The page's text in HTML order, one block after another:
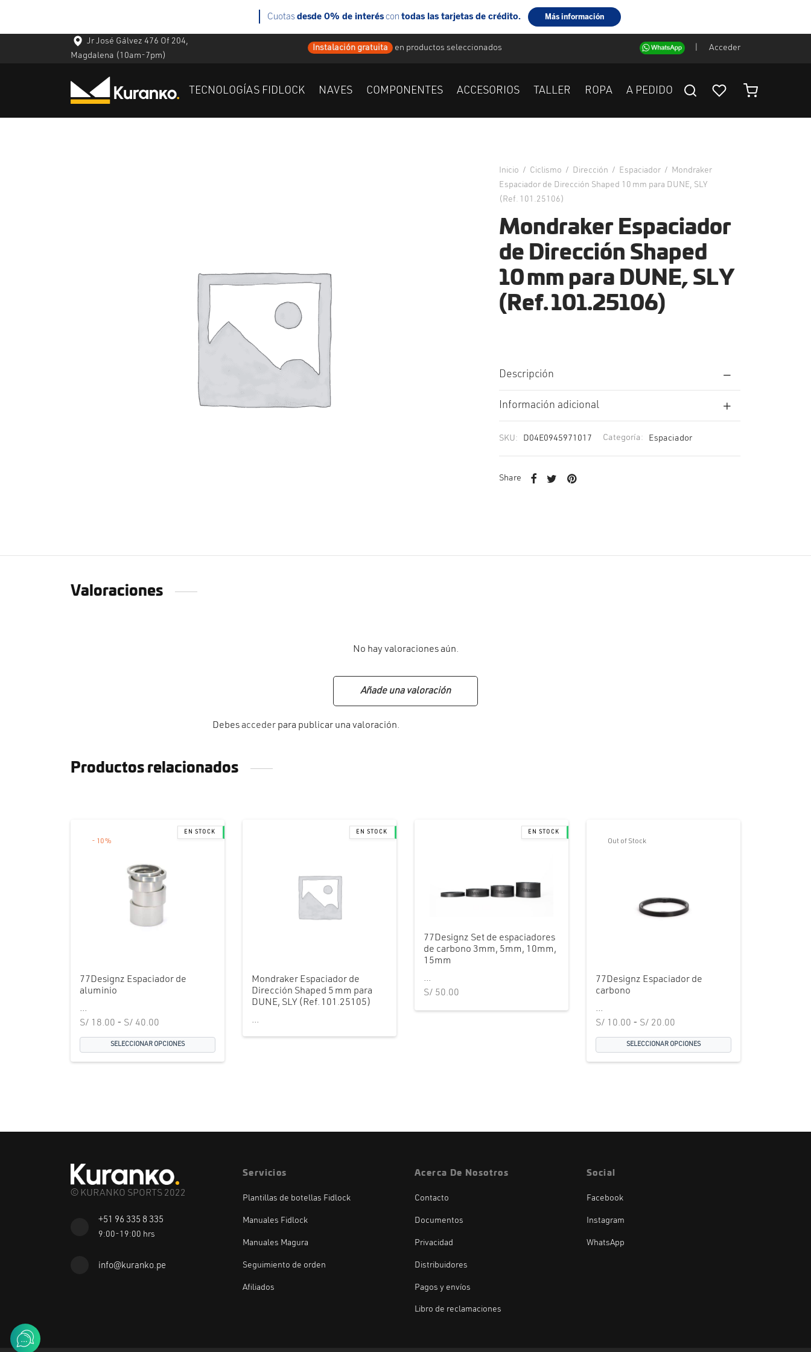
Jr José Gálvez 476 Of 204,
Magdalena (10am-7pm)
Instalación gratuita en productos seleccionados Acceder
TECNOLOGÍAS FIDLOCK NAVES COMPONENTES ACCESORIOS TALLER ROPA A PEDIDO
Inicio / Ciclismo / Dirección / Espaciador /
Mondraker
Espaciador de Dirección Shaped 10 mm para DUNE, SLY
(Ref. 101.25106)
Mondraker Espaciador
de Dirección Shaped
10 mm para DUNE, SLY
(Ref. 101.25106)
Descripción
Información adicional
SKU: D04E0945971017 Categoría: Espaciador
Share
Valoraciones
No hay valoraciones aún.
Añade una valoración
Debesacceder para publicar una valoración.
Productos relacionados
- 10%
77Designz Espaciador de
aluminio
...
S/ 18.00 - S/ 40.00
de
precios:
SELECCIONAR OPCIONES
Mondraker Espaciador de
Dirección Shaped 5 mm para
DUNE, SLY (Ref. 101.25105)
...
77Designz Set de espaciadores
de carbono 3mm, 5mm, 10mm,
15mm
...
S/ 50.00
Out of Stock
77Designz Espaciador de
carbono
...
S/ 10.00 - S/ 20.00
de
precios:
SELECCIONAR OPCIONES
© KURANKO SPORTS 2022
+51 96 335 8 335
9:00-19:00 hrs
info@kuranko.pe
Servicios
Plantillas de botellas Fidlock
Manuales Fidlock
Manuales Magura
Seguimiento de orden
Afiliados
Acerca De Nosotros
Contacto
Documentos
Privacidad
Distribuidores
Pagos y envíos
Libro de reclamaciones
Social
Facebook
Instagram
WhatsApp